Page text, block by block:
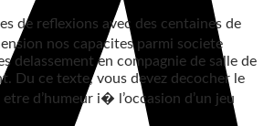
de reflexions avec des centaines de
nos capacites parmi societe
delassement en compagnie de salle de
Du ce texte, vous devez decocher le
d’humeur i� l’occasion d’un jeu